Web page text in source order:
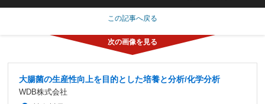
この記事へ戻る
大腸菌の生産性向上を目的とした培養と分析/化学分析
WDB株式会社